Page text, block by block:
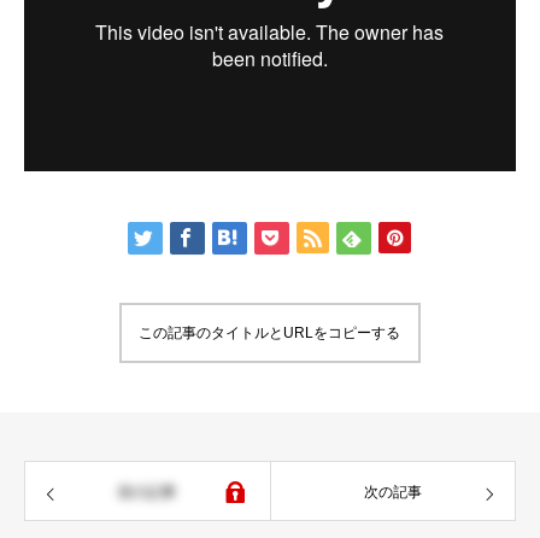
この記事のタイトルとURLをコピーする
次の記事